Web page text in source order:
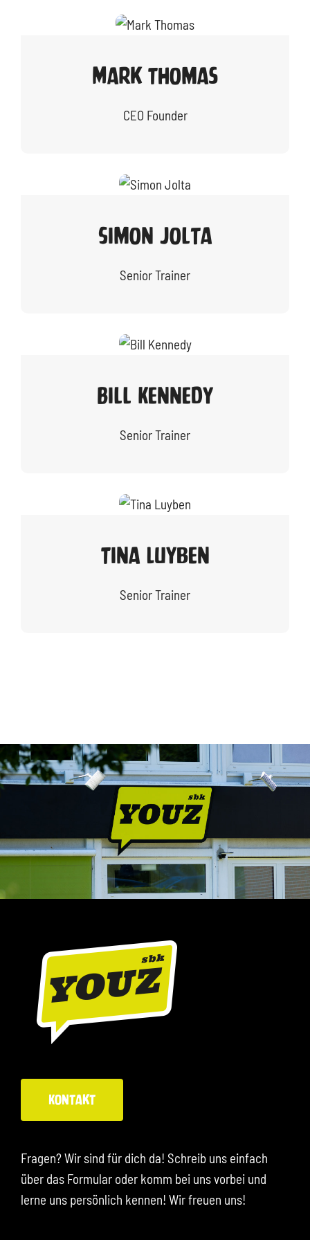
Mark Thomas
CEO Founder
Simon Jolta
Senior Trainer
Bill Kennedy
Senior Trainer
Tina Luyben
Senior Trainer
Kontakt
Fragen? Wir sind für dich da! Schreib uns einfach
über das Formular oder komm bei uns vorbei und
lerne uns persönlich kennen! Wir freuen uns!